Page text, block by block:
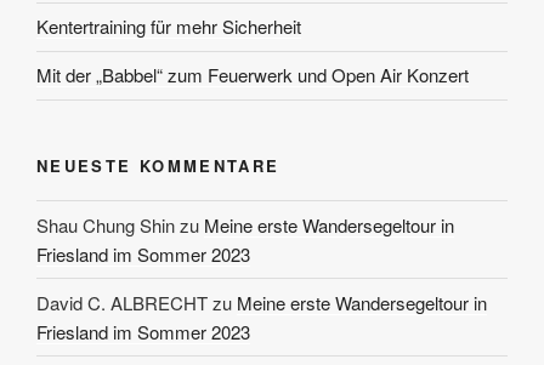
Kentertraining für mehr Sicherheit
Mit der „Babbel“ zum Feuerwerk und Open Air Konzert
NEUESTE KOMMENTARE
Shau Chung Shinzu Meine erste Wandersegeltour in
Friesland im Sommer 2023
David C. ALBRECHTzu Meine erste Wandersegeltour in
Friesland im Sommer 2023